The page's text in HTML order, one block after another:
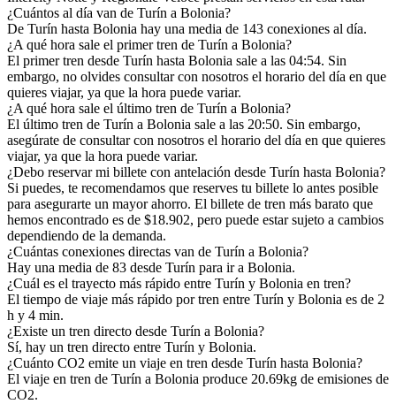
¿Cuántos al día van de Turín a Bolonia?
De Turín hasta Bolonia hay una media de 143 conexiones al día.
¿A qué hora sale el primer tren de Turín a Bolonia?
El primer tren desde Turín hasta Bolonia sale a las 04:54. Sin
embargo, no olvides consultar con nosotros el horario del día en que
quieres viajar, ya que la hora puede variar.
¿A qué hora sale el último tren de Turín a Bolonia?
El último tren de Turín a Bolonia sale a las 20:50. Sin embargo,
asegúrate de consultar con nosotros el horario del día en que quieres
viajar, ya que la hora puede variar.
¿Debo reservar mi billete con antelación desde Turín hasta Bolonia?
Si puedes, te recomendamos que reserves tu billete lo antes posible
para asegurarte un mayor ahorro. El billete de tren más barato que
hemos encontrado es de $18.902, pero puede estar sujeto a cambios
dependiendo de la demanda.
¿Cuántas conexiones directas van de Turín a Bolonia?
Hay una media de 83 desde Turín para ir a Bolonia.
¿Cuál es el trayecto más rápido entre Turín y Bolonia en tren?
El tiempo de viaje más rápido por tren entre Turín y Bolonia es de 2
h y 4 min.
¿Existe un tren directo desde Turín a Bolonia?
Sí, hay un tren directo entre Turín y Bolonia.
¿Cuánto CO2 emite un viaje en tren desde Turín hasta Bolonia?
El viaje en tren de Turín a Bolonia produce 20.69kg de emisiones de
CO2.